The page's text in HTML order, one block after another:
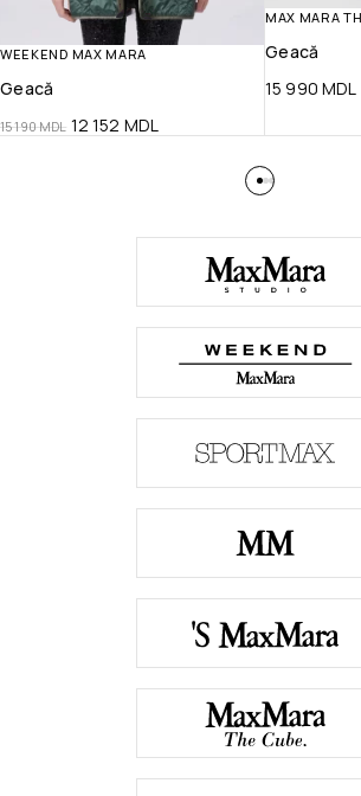
WEEKEND MAX MARA
Geacă
15 190MDL 12 152 MDL
MAX MARA
Geacă
15 990 MDL